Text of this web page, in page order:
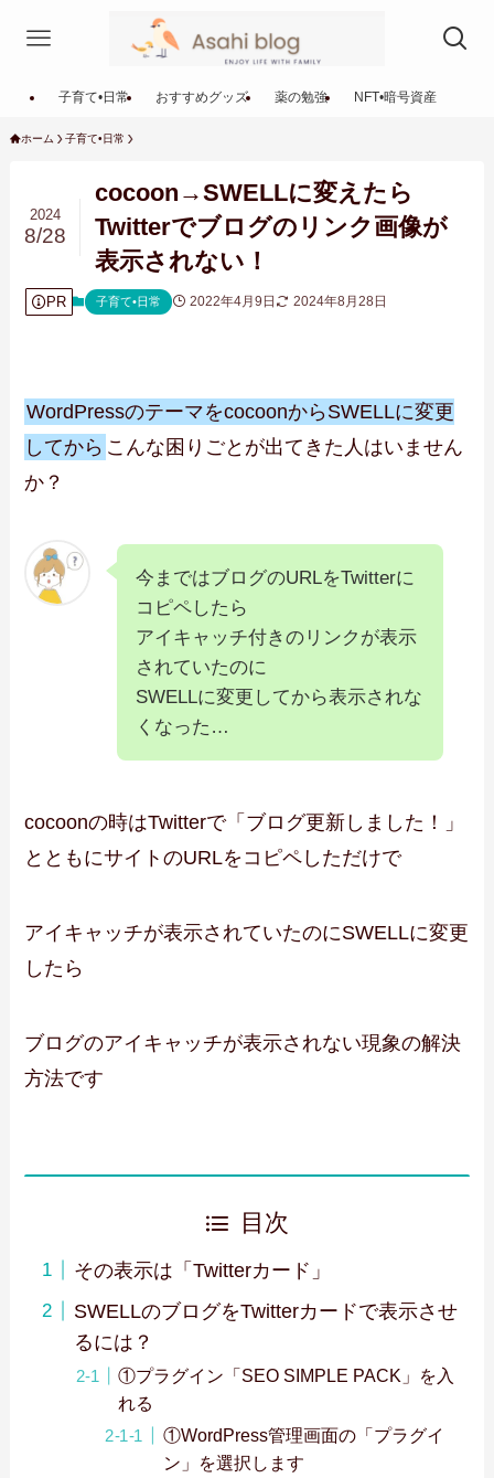
子育て•日常 おすすめグッズ 薬の勉強 NFT•暗号資産
ホーム 子育て•日常
cocoon→SWELLに変えたら
Twitterでブログのリンク画像が
表示されない！
2024
8/28
PR 子育て•日常 2022年4月9日 2024年8月28日
WordPressのテーマをcocoonからSWELLに変更
してから こんな困りごとが出てきた人はいません
か？
今まではブログのURLをTwitterに
コピペしたら
アイキャッチ付きのリンクが表示
されていたのに
SWELLに変更してから表示されな
くなった…
cocoonの時はTwitterで「ブログ更新しました！」
とともにサイトのURLをコピペしただけで
アイキャッチが表示されていたのにSWELLに変更
したら
ブログのアイキャッチが表示されない現象の解決
方法です
目次
その表示は「Twitterカード」
SWELLのブログをTwitterカードで表示させ
るには？
①プラグイン「SEO SIMPLE PACK」を入
れる
①WordPress管理画面の「プラグイ
ン」を選択します